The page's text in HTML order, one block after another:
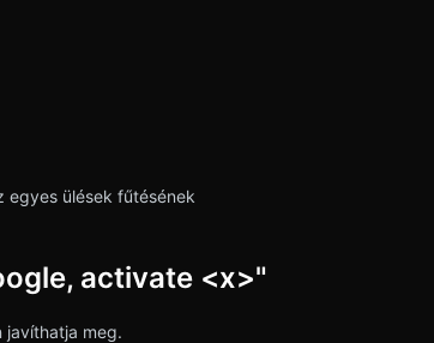
egyes ülések fűtésének
activate <x>"
javíthatja meg.